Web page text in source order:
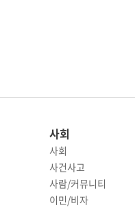
사회
사회
사건사고
사람/커뮤니티
이민/비자